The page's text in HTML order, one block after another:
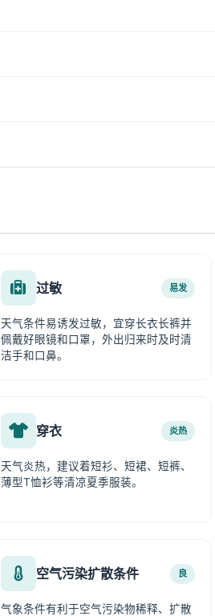
过敏 易发
天气条件易诱发过敏，宜穿长衣长裤并
佩戴好眼镜和口罩，外出归来时及时清
洁手和口鼻。
穿衣 炎热
天气炎热，建议着短衫、短裙、短裤、
薄型T恤衫等清凉夏季服装。
空气污染扩散条件 良
气象条件有利于空气污染物稀释、扩散